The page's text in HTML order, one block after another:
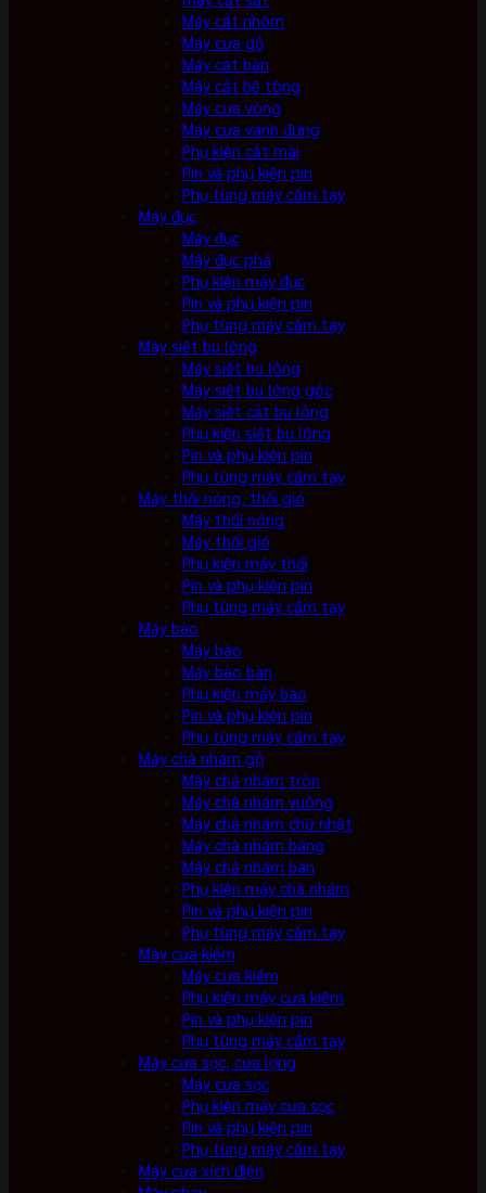
Máy cắt nhôm
Máy cưa gỗ
Máy cắt bàn
Máy cắt bê tông
Máy cưa vòng
Máy cưa vanh đứng
Phụ kiện cắt mài
Pin và phụ kiện pin
Phụ tùng máy cầm tay
Máy đục
Máy đục
Máy đục phá
Phụ kiện máy đục
Pin và phụ kiện pin
Phụ tùng máy cầm tay
Máy siết bu lông
Máy siết bu lông
Máy siết bu lông góc
Máy siết cắt bu lông
Phụ kiện siết bu lông
Pin và phụ kiện pin
Phụ tùng máy cầm tay
Máy thổi nóng, thổi gió
Máy thổi nóng
Máy thổi gió
Phụ kiện máy thổi
Pin và phụ kiện pin
Phụ tùng máy cầm tay
Máy bào
Máy bào
Máy bào bàn
Phụ kiện máy bào
Pin và phụ kiện pin
Phụ tùng máy cầm tay
Máy chà nhám gỗ
Máy chà nhám tròn
Máy chà nhám vuông
Máy chà nhám chữ nhật
Máy chà nhám băng
Máy chà nhám bàn
Phụ kiện máy chà nhám
Pin và phụ kiện pin
Phụ tùng máy cầm tay
Máy cưa kiếm
Máy cưa kiếm
Phụ kiện máy cưa kiếm
Pin và phụ kiện pin
Phụ tùng máy cầm tay
Máy cưa sọc, cưa lọng
Máy cưa sọc
Phụ kiện máy cưa sọc
Pin và phụ kiện pin
Phụ tùng máy cầm tay
Máy cưa xích điện